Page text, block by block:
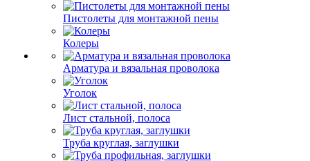
Пистолеты для монтажной пены
Колеры
Арматура и вязальная проволока
Уголок
Лист стальной, полоса
Труба круглая, заглушки